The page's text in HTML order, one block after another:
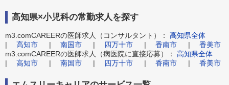
高知県×小児科の常勤求人を探す
m3.comCAREERの医師求人（コンサルタント）： 高知県全体
| 高知市 | 南国市 | 四万十市 | 香南市 | 香美市
m3.comCAREERの医師求人（病医院に直接応募）： 高知県全体
| 高知市 | 南国市 | 四万十市 | 香南市 | 香美市